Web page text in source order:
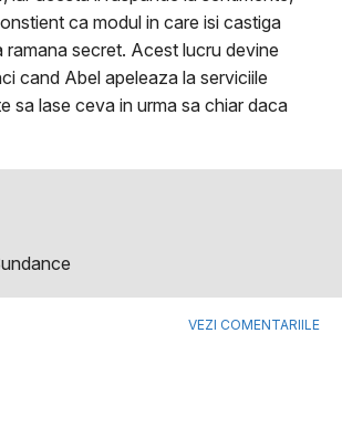
ca modul in care isi castiga
ramana secret. Acest lucru devine
cand Abel apeleaza la serviciile
sa lase ceva in urma sa chiar daca
VEZI COMENTARIILE